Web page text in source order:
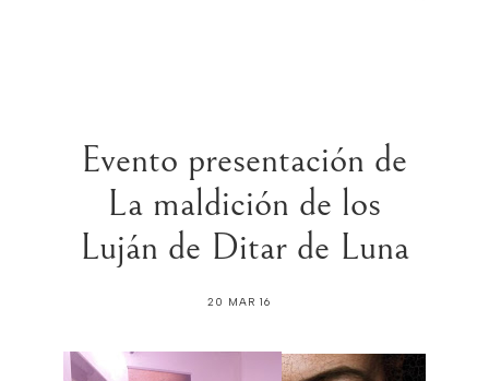
Evento presentación de
La maldición de los
Luján de Ditar de Luna
20 MAR 16